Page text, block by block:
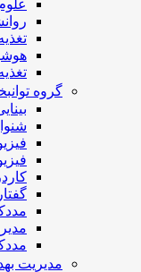
گروه
مدیریت